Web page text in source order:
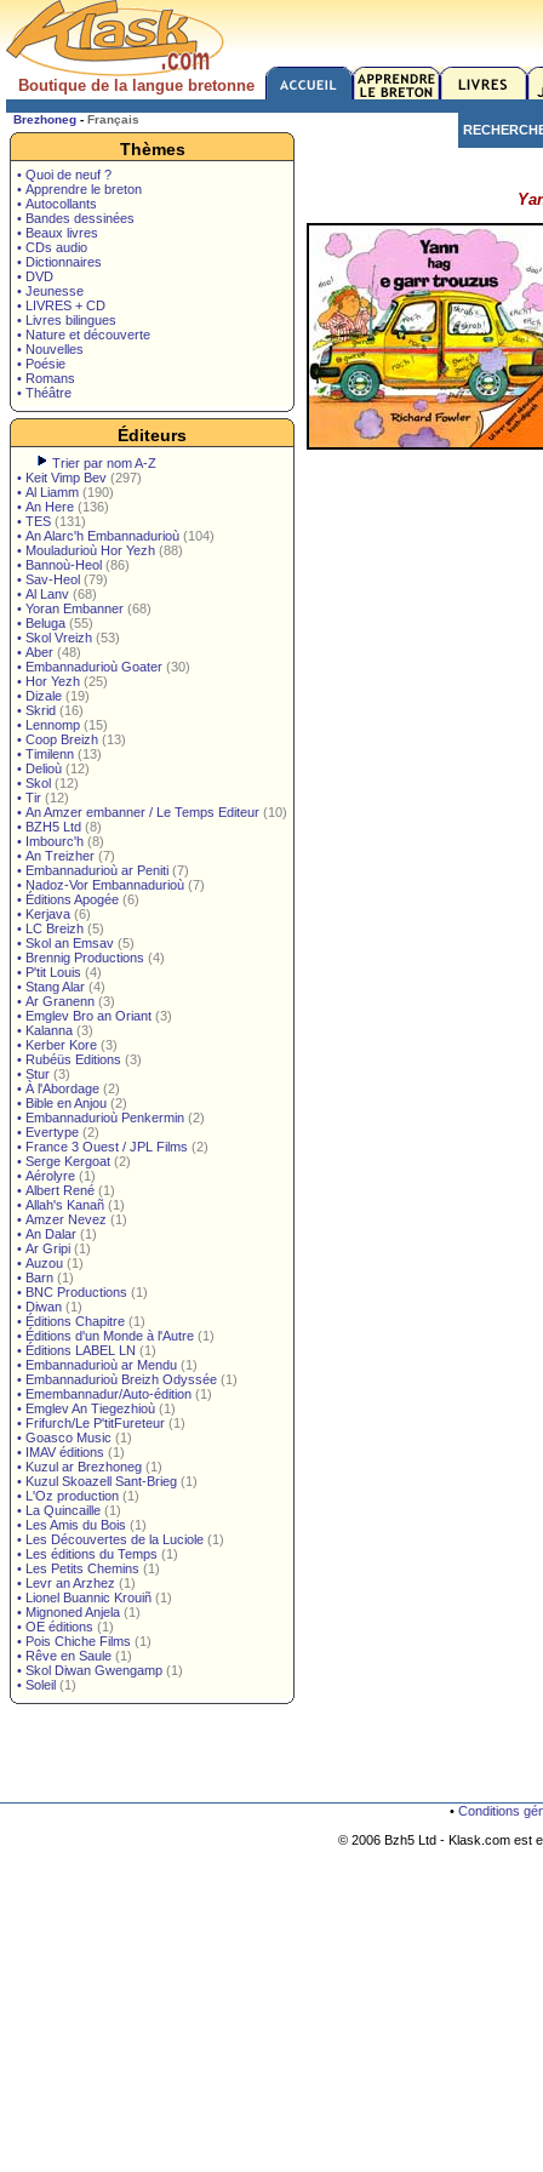
Boutique de la langue bretonne
Brezhoneg - Français
Thèmes
• Quoi de neuf ?
• Apprendre le breton
• Autocollants
• Bandes dessinées
• Beaux livres
• CDs audio
• Dictionnaires
• DVD
• Jeunesse
• LIVRES + CD
• Livres bilingues
• Nature et découverte
• Nouvelles
• Poésie
• Romans
• Théâtre
Éditeurs
Trier par nom A-Z
• Keit Vimp Bev (297)
• Al Liamm (190)
• An Here (136)
• TES (131)
• An Alarc'h Embannadurioù (104)
• Mouladurioù Hor Yezh (88)
• Bannoù-Heol (86)
• Sav-Heol (79)
• Al Lanv (68)
• Yoran Embanner (68)
• Beluga (55)
• Skol Vreizh (53)
• Aber (48)
• Embannadurioù Goater (30)
• Hor Yezh (25)
• Dizale (19)
• Skrid (16)
• Lennomp (15)
• Coop Breizh (13)
• Timilenn (13)
• Delioù (12)
• Skol (12)
• Tir (12)
• An Amzer embanner / Le Temps Editeur (10)
• BZH5 Ltd (8)
• Imbourc'h (8)
• An Treizher (7)
• Embannadurioù ar Peniti (7)
• Nadoz-Vor Embannadurioù (7)
• Éditions Apogée (6)
• Kerjava (6)
• LC Breizh (5)
• Skol an Emsav (5)
• Brennig Productions (4)
• P'tit Louis (4)
• Stang Alar (4)
• Ar Granenn (3)
• Emglev Bro an Oriant (3)
• Kalanna (3)
• Kerber Kore (3)
• Rubéüs Editions (3)
• Stur (3)
• À l'Abordage (2)
• Bible en Anjou (2)
• Embannadurioù Penkermin (2)
• Evertype (2)
• France 3 Ouest / JPL Films (2)
• Serge Kergoat (2)
• Aérolyre (1)
• Albert René (1)
• Allah's Kanañ (1)
• Amzer Nevez (1)
• An Dalar (1)
• Ar Gripi (1)
• Auzou (1)
• Barn (1)
• BNC Productions (1)
• Diwan (1)
• Éditions Chapitre (1)
• Éditions d'un Monde à l'Autre (1)
• Éditions LABEL LN (1)
• Embannadurioù ar Mendu (1)
• Embannadurioù Breizh Odyssée (1)
• Emembannadur/Auto-édition (1)
• Emglev An Tiegezhioù (1)
• Frifurch/Le P'titFureteur (1)
• Goasco Music (1)
• IMAV éditions (1)
• Kuzul ar Brezhoneg (1)
• Kuzul Skoazell Sant-Brieg (1)
• L'Oz production (1)
• La Quincaille (1)
• Les Amis du Bois (1)
• Les Découvertes de la Luciole (1)
• Les éditions du Temps (1)
• Les Petits Chemins (1)
• Levr an Arzhez (1)
• Lionel Buannic Krouiñ (1)
• Mignoned Anjela (1)
• OE éditions (1)
• Pois Chiche Films (1)
• Rêve en Saule (1)
• Skol Diwan Gwengamp (1)
• Soleil (1)
• Conditions
© 2006 Bzh5 Ltd - Klask.com est